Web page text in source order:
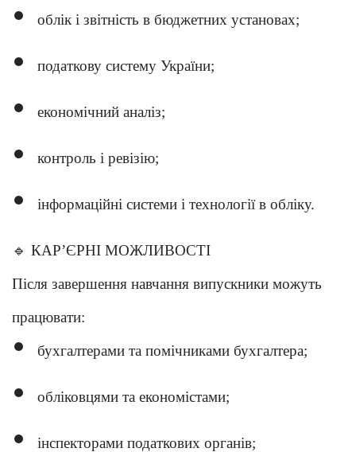
облік і звітність в бюджетних установах;
податкову систему України;
економічний аналіз;
контроль і ревізію;
інформаційні системи і технології в обліку.
🔹 КАР’ЄРНІ МОЖЛИВОСТІ
Після завершення навчання випускники можуть
працювати:
бухгалтерами та помічниками бухгалтера;
обліковцями та економістами;
інспекторами податкових органів;